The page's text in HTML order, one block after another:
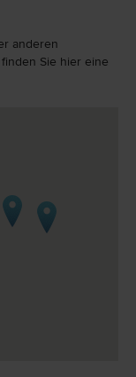
anderen
Sie hier eine